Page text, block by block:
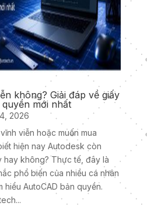
không? Giải đáp về giấy
mới nhất
2026
viễn hoặc muốn mua
hiện nay Autodesk còn
hay không? Thực tế, đây là
phổ biến của nhiều cá nhân
hiểu AutoCAD bản quyền.